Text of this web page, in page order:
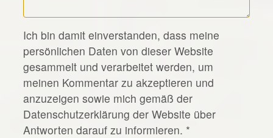
*
Ich bin damit einverstanden, dass meine
persönlichen Daten von dieser Website
gesammelt und verarbeitet werden, um
meinen Kommentar zu akzeptieren und
anzuzeigen sowie mich gemäß der
Datenschutzerklärung der Website über
Antworten darauf zu informieren. *